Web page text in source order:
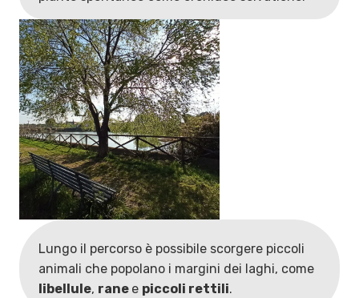
Lungo il percorso è possibile scorgere piccoli
animali che popolano i margini dei laghi, come
libellule, rane e piccoli rettili.